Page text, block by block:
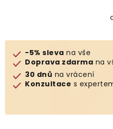
Klub výhod
-5% sleva na vše
Doprava zdarma na
30 dnů na vrácení
Konzultace s